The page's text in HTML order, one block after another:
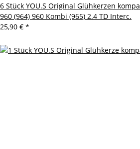
6 Stück YOU.S Original Glühkerzen
960 (964) 960 Kombi (965) 2.4 TD Interc.
25,90 € *